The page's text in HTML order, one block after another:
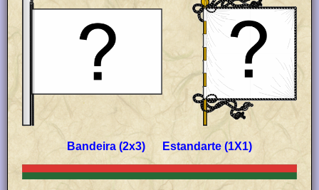
Bandeira (2x3) Estandarte (1X1)